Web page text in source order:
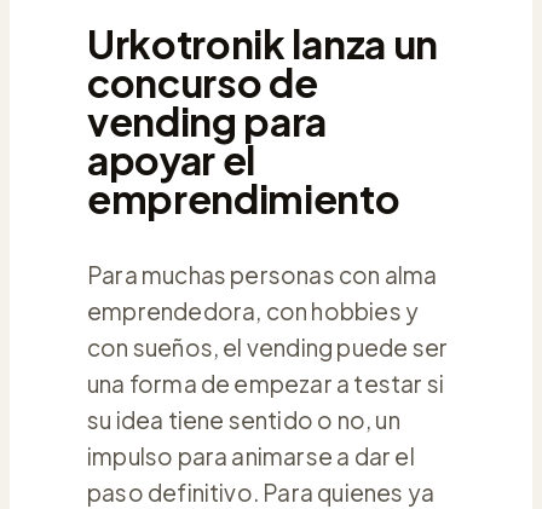
Urkotronik lanza un
concurso de
vending para
apoyar el
emprendimiento
Para muchas personas con alma
emprendedora, con hobbies y
con sueños, el vending puede ser
una forma de empezar a testar si
su idea tiene sentido o no, un
impulso para animarse a dar el
paso definitivo. Para quienes ya